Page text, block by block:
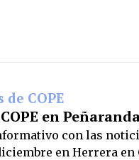
COPE
en
con las
en Herrera en